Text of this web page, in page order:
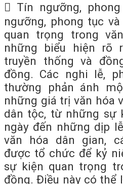
 Tín ngưỡng,
ngưỡng, phong tục
quan trọng trong
những biểu hiện rõ
truyền thống và
đồng. Các nghi lễ,
thường phản ánh
những giá trị văn hóa
dân tộc, từ những sự
ngày đến những dịp
văn hóa dân gian,
được tổ chức để kỷ
sự kiện quan trọng
đồng. Điều này có thể